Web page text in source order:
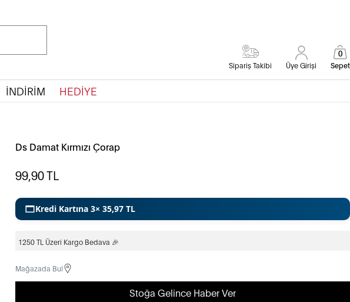
Sipariş Takibi Üye Girişi Sepet
0
İNDİRİM HEDİYE
Ds Damat Kırmızı Çorap
99,90TL
Kredi Kartına 3× 35,97 TL
1250 TL Üzeri Kargo Bedava 🎉
Mağazada Bul
Stoğa Gelince Haber Ver